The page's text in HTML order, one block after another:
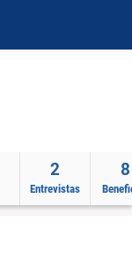
2
Entrevistas
8